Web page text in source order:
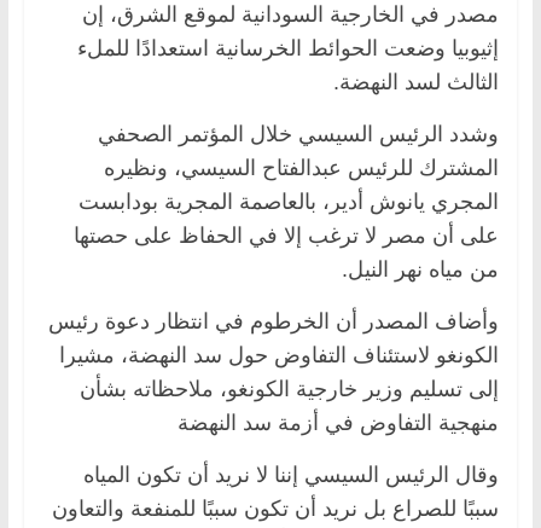
مصدر في الخارجية السودانية لموقع الشرق، إن
إثيوبيا وضعت الحوائط الخرسانية استعدادًا للملء
الثالث لسد النهضة.
وشدد الرئيس السيسي خلال المؤتمر الصحفي
المشترك للرئيس عبدالفتاح السيسي، ونظيره
المجري يانوش أدير، بالعاصمة المجرية بودابست
على أن مصر لا ترغب إلا في الحفاظ على حصتها
من مياه نهر النيل.
وأضاف المصدر أن الخرطوم في انتظار دعوة رئيس
الكونغو لاستئناف التفاوض حول سد النهضة، مشيرا
إلى تسليم وزير خارجية الكونغو، ملاحظاته بشأن
منهجية التفاوض في أزمة سد النهضة
وقال الرئيس السيسي إننا لا نريد أن تكون المياه
سببًا للصراع بل نريد أن تكون سببًا للمنفعة والتعاون